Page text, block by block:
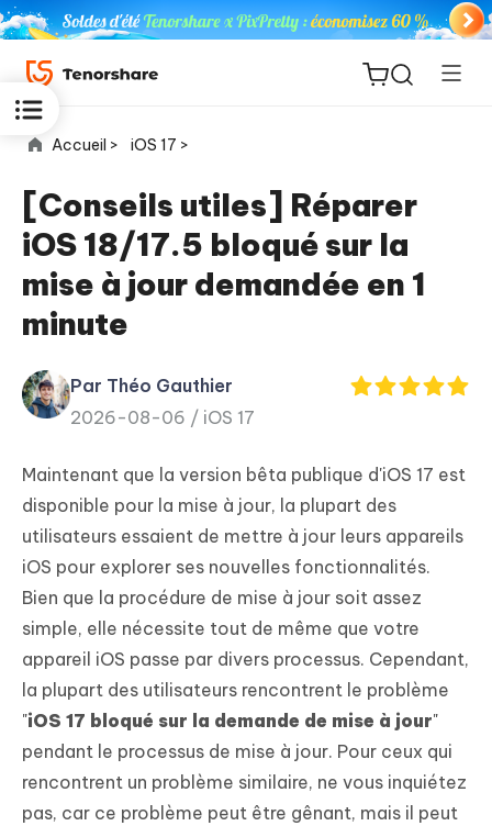
ReiBoot
for iOS
PDF
Editor
New
iAnyGo
Accueil > iOS 17 >
[Conseils utiles] Réparer
iOS 18/17.5 bloqué sur la
mise à jour demandée en 1
minute
Par Théo Gauthier
2026-08-06 / iOS 17
Maintenant que la version bêta publique d'iOS 17 est
disponible pour la mise à jour, la plupart des
utilisateurs essaient de mettre à jour leurs appareils
iOS pour explorer ses nouvelles fonctionnalités.
Bien que la procédure de mise à jour soit assez
simple, elle nécessite tout de même que votre
appareil iOS passe par divers processus. Cependant,
la plupart des utilisateurs rencontrent le problème
"iOS 17 bloqué sur la demande de mise à jour"
pendant le processus de mise à jour. Pour ceux qui
rencontrent un problème similaire, ne vous inquiétez
pas, car ce problème peut être gênant, mais il peut